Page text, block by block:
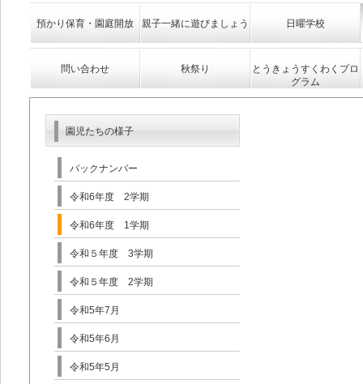
預かり保育・園庭開放 親子一緒に遊びましょう 日曜学校
問い合わせ 秋祭り
とうきょうすくわくプロ
グラム
園児たちの様子
バックナンバー
令和6年度 2学期
令和6年度 1学期
令和５年度 3学期
令和５年度 2学期
令和5年7月
令和5年6月
令和5年5月